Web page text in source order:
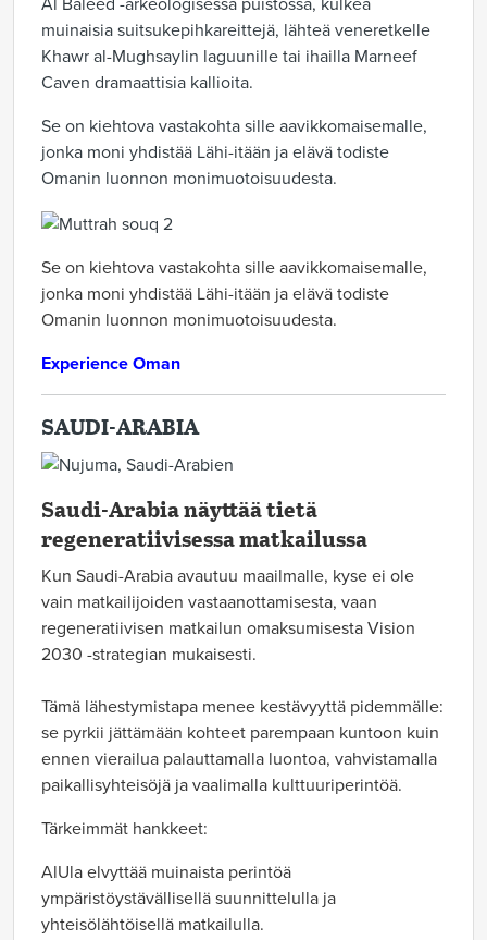
Al Baleed -arkeologisessa puistossa, kulkea
muinaisia suitsukepihkareittejä, lähteä veneretkelle
Khawr al-Mughsaylin laguunille tai ihailla Marneef
Caven dramaattisia kallioita.
Se on kiehtova vastakohta sille aavikkomaisemalle,
jonka moni yhdistää Lähi-itään ja elävä todiste
Omanin luonnon monimuotoisuudesta.
Se on kiehtova vastakohta sille aavikkomaisemalle,
jonka moni yhdistää Lähi-itään ja elävä todiste
Omanin luonnon monimuotoisuudesta.
Experience Oman
SAUDI-ARABIA
Saudi-Arabia näyttää tietä
regeneratiivisessa matkailussa
Kun Saudi-Arabia avautuu maailmalle, kyse ei ole
vain matkailijoiden vastaanottamisesta, vaan
regeneratiivisen matkailun omaksumisesta Vision
2030 -strategian mukaisesti.
Tämä lähestymistapa menee kestävyyttä pidemmälle:
se pyrkii jättämään kohteet parempaan kuntoon kuin
ennen vierailua palauttamalla luontoa, vahvistamalla
paikallisyhteisöjä ja vaalimalla kulttuuriperintöä.
Tärkeimmät hankkeet:
AlUla elvyttää muinaista perintöä
ympäristöystävällisellä suunnittelulla ja
yhteisölähtöisellä matkailulla.